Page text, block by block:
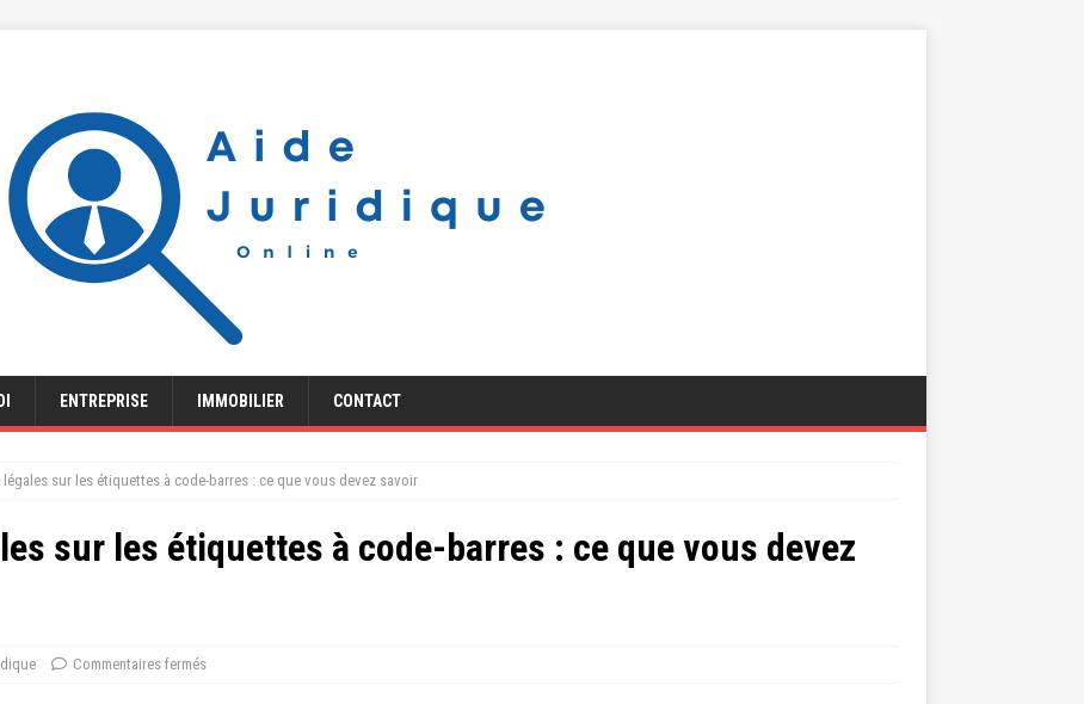
ENTREPRISE IMMOBILIER CONTACT
sur les étiquettes à code-barres : ce que vous devez savoir
sur les étiquettes à code-barres : ce que vous devez
Commentaires fermés